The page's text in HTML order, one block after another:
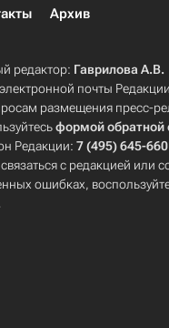
Архив
редактор: Гаврилова А.В.
почты
размещения пресс-
формой обратной
Редакции:7 (495) 645-
с редакцией или
ошибках,